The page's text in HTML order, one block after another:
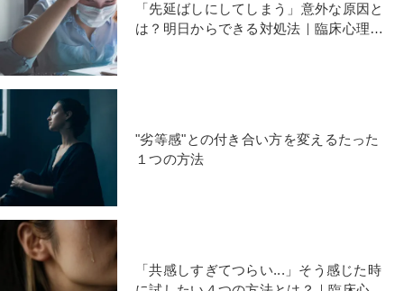
「先延ばしにしてしまう」意外な原因と
は？明日からできる対処法｜臨床心理士
"劣等感"との付き合い方を変えるたった
１つの方法
「共感しすぎてつらい...」そう感じた時